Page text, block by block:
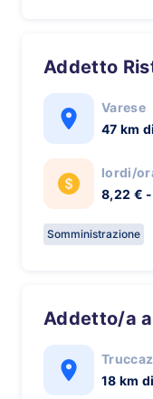
Addetto
Varese
47 km
lordi/
8,22 €
Somministrazione
Addetto/a
18 km